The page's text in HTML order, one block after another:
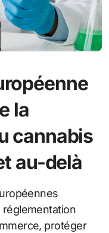
la
cannabis
au-delà
réglementation
protéger